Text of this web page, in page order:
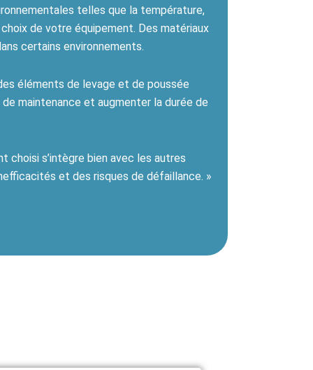
telles que la température,
de votre équipement. Des matériaux
certains environnements.
éléments de levage et de poussée
maintenance et augmenter la durée de
choisi s’intègre bien avec les autres
et des risques de défaillance. »